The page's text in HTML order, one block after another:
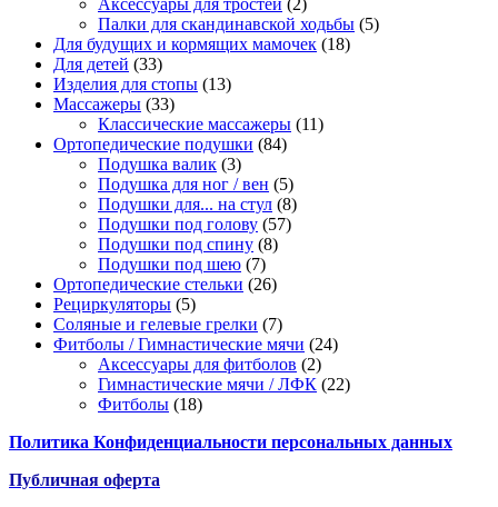
Аксессуары для тростей 2
товара
Палки для скандинавской ходьбы 55
Для будущих и кормящих мамочек 1818
Для детей 3333
товара
Изделия для стопы 1313
Массажеры 3333
товара
Классические массажеры 1111
Ортопедические подушки 8484
Подушка валик 33
товара
Подушка для ног / вен 55
товаров
Подушки для... на стул 88
товаров
Подушки под голову 5757
Подушки под спину 88
Подушки под шею 77
товаров
Ортопедические стельки 2626
Рециркуляторы 55
товаров
Соляные и гелевые грелки 77
товаров
Фитболы / Гимнастические мячи 2424
Аксессуары для фитболов 22
товара
Гимнастические мячи / ЛФК 2222
Фитболы 1818
Политика Конфиденциальности персональных данных
Публичная оферта